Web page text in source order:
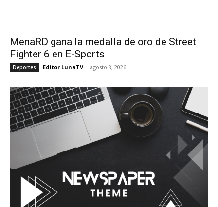
MenaRD gana la medalla de oro de Street
Fighter 6 en E-Sports
Deportes Editor LunaTV - agosto 8, 2026